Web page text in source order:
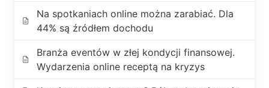
Na spotkaniach online można zarabiać. Dla
44% są źródłem dochodu
Branża eventów w złej kondycji finansowej.
Wydarzenia online receptą na kryzys